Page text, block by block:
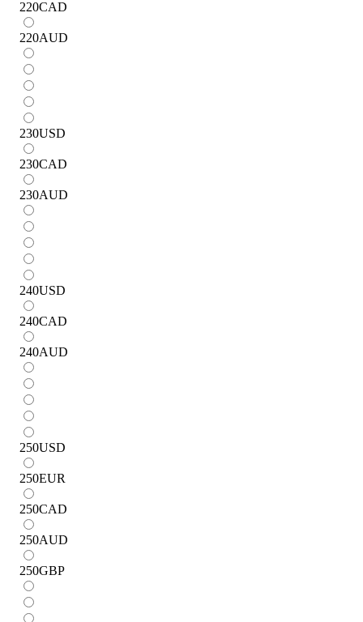
220CAD
220AUD
230USD
230CAD
230AUD
240USD
240CAD
240AUD
250USD
250EUR
250CAD
250AUD
250GBP